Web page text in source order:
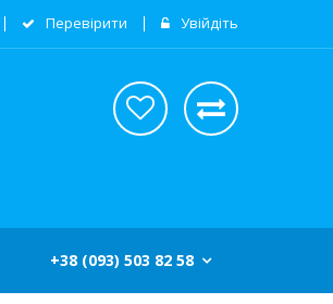
Перевірити Увійдіть
+38 (093) 503 82 58